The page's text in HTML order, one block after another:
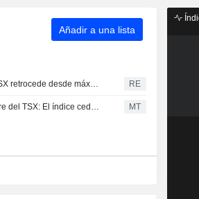
Añadir a una lista
El TSX retrocede desde máximos históricos lastrado por el sector tecnológico RE
Cierre del TSX: El índice cede desde máximos históricos ante la debilidad tecnológica, que lastra el avance del sector energético MT